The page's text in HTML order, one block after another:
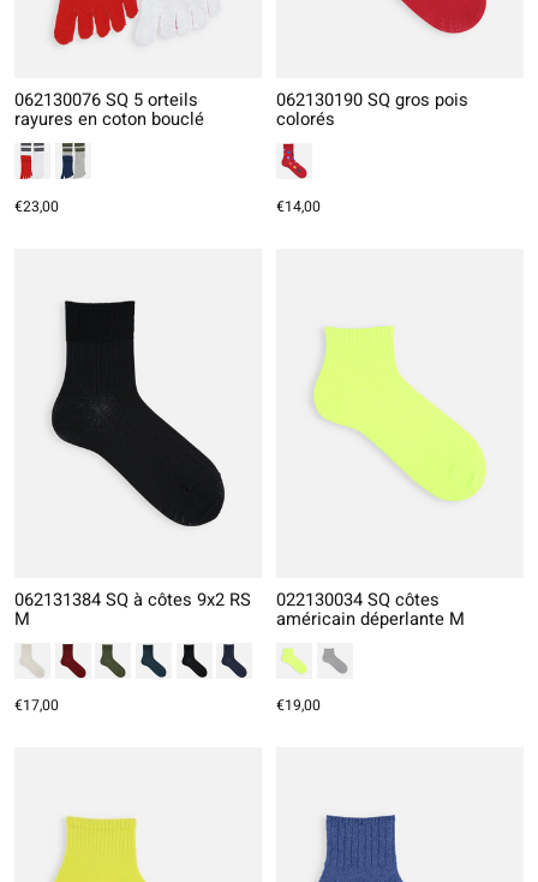
062130076 SQ 5 orteils
rayures en coton bouclé
€23,00
062130190 SQ gros pois
colorés
€14,00
062131384 SQ à côtes 9x2 RS
M
€17,00
022130034 SQ côtes
américain déperlante M
€19,00